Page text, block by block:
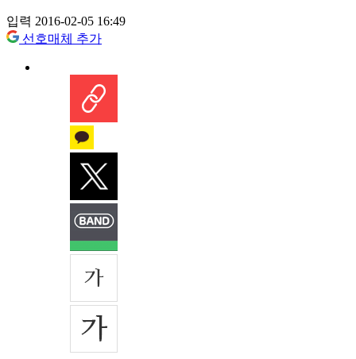
입력 2016-02-05 16:49
선호매체 추가